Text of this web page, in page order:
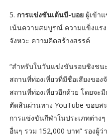
5. การแข่งขันเต้นบี-บอยผู้เข้าแ
เน้นความสมบูรณ์ ความแข็งแร
จังหวะ ความคิดสร้างสรรค์
“สำหรับในวันแข่งขันรอบชิงชน
สถานที่ท่องเที่ยวที่มีชื่อเสียงของ
สถานที่ท่องเที่ยวอีกด้วย โดยจะ
ตัดสินผ่านทาง YouTube ขอบ
การแข่งขันกีฬาในประเภทต่าง
อื่นๆ รวม 152,000 บาท” รองผู้